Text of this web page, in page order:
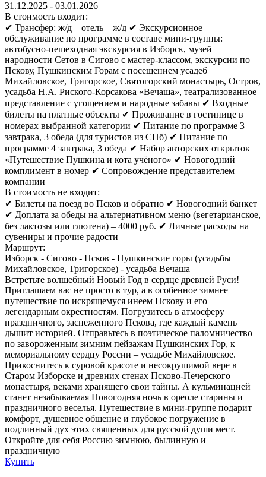
31.12.2025 - 03.01.2026
В стоимость входит:
✔ Трансфер: ж/д – отель – ж/д ✔ Экскурсионное
обслуживание по программе в составе мини-группы:
автобусно-пешеходная экскурсия в Изборск, музей
народности Сетов в Сигово с мастер-классом, экскурсии по
Пскову, Пушкинским Горам с посещением усадеб
Михайловское, Тригорское, Святогорский монастырь, Остров,
усадьба Н.А. Риского-Корсакова «Вечаша», театрализованное
представление с угощением и народные забавы ✔ Входные
билеты на платные объекты ✔ Проживание в гостинице в
номерах выбранной категории ✔ Питание по программе 3
завтрака, 3 обеда (для туристов из СПб) ✔ Питание по
программе 4 завтрака, 3 обеда ✔ Набор авторских открыток
«Путешествие Пушкина и кота учёного» ✔ Новогодний
комплимент в номер ✔ Сопровождение представителем
компании
В стоимость не входит:
✔ Билеты на поезд во Псков и обратно ✔ Новогодний банкет
✔ Доплата за обеды на альтернативном меню (вегетарианское,
без лактозы или глютена) – 4000 руб. ✔ Личные расходы на
сувениры и прочие радости
Маршрут:
Изборск - Сигово - Псков - Пушкинские горы (усадьбы
Михайловское, Тригорское) - усадьба Вечаша
Встретьте волшебный Новый Год в сердце древней Руси!
Приглашаем вас не просто в тур, а в особенное зимнее
путешествие по искрящемуся инеем Пскову и его
легендарным окрестностям. Погрузитесь в атмосферу
праздничного, заснеженного Пскова, где каждый камень
дышит историей. Отправьтесь в поэтическое паломничество
по завороженным зимним пейзажам Пушкинских Гор, к
мемориальному сердцу России – усадьбе Михайловское.
Прикоснитесь к суровой красоте и несокрушимой вере в
Старом Изборске и древних стенах Псково-Печерского
монастыря, веками хранящего свои тайны. А кульминацией
станет незабываемая Новогодняя ночь в ореоле старины и
праздничного веселья. Путешествие в мини-группе подарит
комфорт, душевное общение и глубокое погружение в
подлинный дух этих священных для русской души мест.
Откройте для себя Россию зимнюю, былинную и
праздничную
Купить